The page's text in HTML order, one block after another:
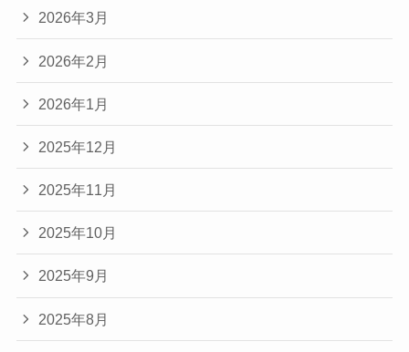
2026年3月
2026年2月
2026年1月
2025年12月
2025年11月
2025年10月
2025年9月
2025年8月